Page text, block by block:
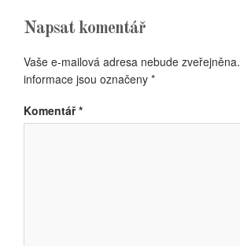
Napsat komentář
Vaše e-mailová adresa nebude zveřejněna.
informace jsou označeny *
Komentář*